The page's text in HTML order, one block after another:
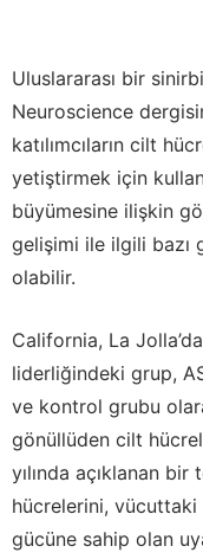
Uluslararası bir
Neuroscience
katılımcıların cilt
yetiştirmek için
büyümesine ilişkin
gelişimi ile ilgili bazı
olabilir.
California, La
liderliğindeki grup,
ve kontrol grubu
gönüllüden cilt
yılında açıklanan
hücrelerini,
gücüne sahip olan